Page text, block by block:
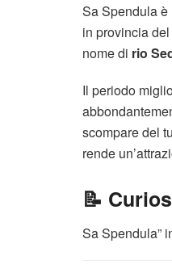
Sa Spendula è
in provincia
nome di rio
Il periodo
scompare del
rende
📝
Sa Spendula”